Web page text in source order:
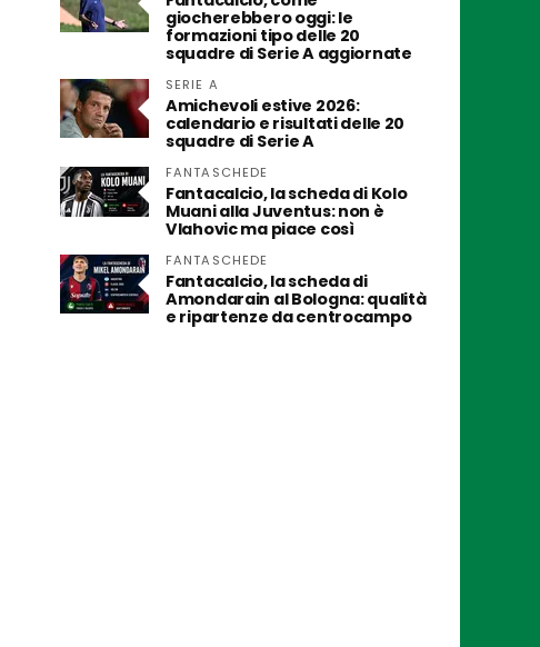
giocherebbero oggi: le
formazioni tipo delle 20
squadre di Serie A aggiornate
SERIE A
Amichevoli estive 2026:
calendario e risultati delle 20
squadre di Serie A
FANTASCHEDE
Fantacalcio, la scheda di Kolo
Muani alla Juventus: non è
Vlahovic ma piace così
FANTASCHEDE
Fantacalcio, la scheda di
Amondarain al Bologna: qualità
e ripartenze da centrocampo